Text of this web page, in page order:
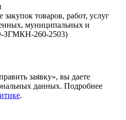
закупок товаров, работ, услуг
муниципальных и
ЗГМКН-260-2503)
заявку», вы даете
данных. Подробнее
.